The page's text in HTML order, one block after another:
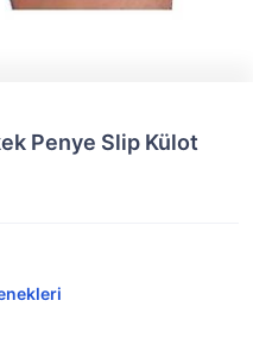
Penye Slip Külot